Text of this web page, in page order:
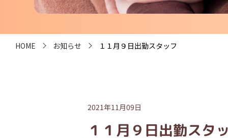
HOME お知らせ １１月９日出勤スタッフ
2021年11月09日
１１月９日出勤スタ